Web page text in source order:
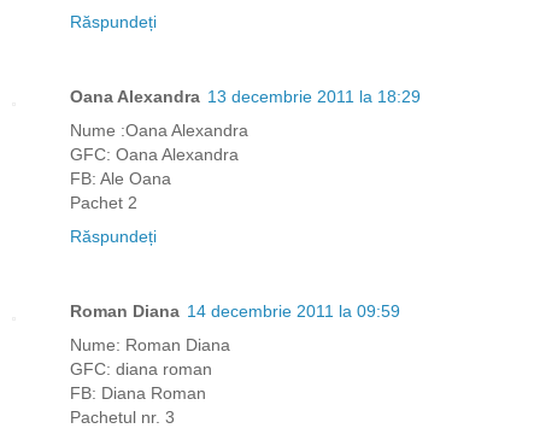
Răspundeți
Oana Alexandra 13 decembrie 2011 la 18:29
Nume :Oana Alexandra
GFC: Oana Alexandra
FB: Ale Oana
Pachet 2
Răspundeți
Roman Diana 14 decembrie 2011 la 09:59
Nume: Roman Diana
GFC: diana roman
FB: Diana Roman
Pachetul nr. 3